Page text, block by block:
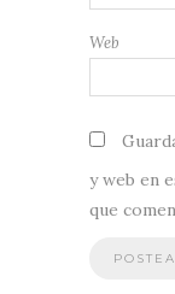
Web
y web en
que